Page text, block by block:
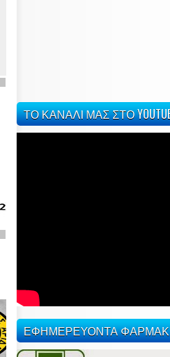
ΤΟ ΚΑΝΑΛΙ ΜΑΣ ΣΤΟ
ΕΦΗΜΕΡΕΥΟΝΤΑ